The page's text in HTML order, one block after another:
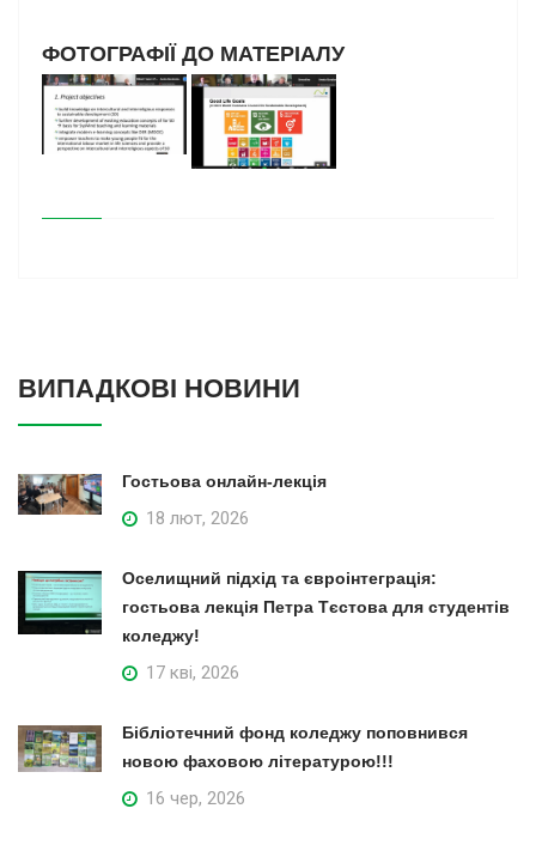
ФОТОГРАФІЇ ДО МАТЕРІАЛУ
ВИПАДКОВІ НОВИНИ
Гостьова онлайн-лекція
18 лют, 2026
Оселищний підхід та євроінтеграція:
гостьова лекція Петра Тєстова для студентів
коледжу!
17 кві, 2026
Бібліотечний фонд коледжу поповнився
новою фаховою літературою!!!
16 чер, 2026